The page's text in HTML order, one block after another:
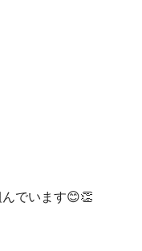
でいます😊👏